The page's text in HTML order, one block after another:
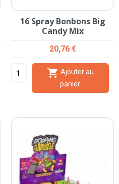
16 Spray Bonbons Big
Candy Mix
Prix
20,76 €

panier